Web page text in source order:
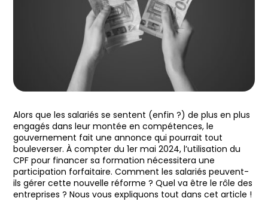
Alors que les salariés se sentent (enfin ?) de plus en plus
engagés dans leur montée en compétences, le
gouvernement fait une annonce qui pourrait tout
bouleverser. À compter du 1er mai 2024, l’utilisation du
CPF pour financer sa formation nécessitera une
participation forfaitaire. Comment les salariés peuvent-
ils gérer cette nouvelle réforme ? Quel va être le rôle des
entreprises ? Nous vous expliquons tout dans cet article !